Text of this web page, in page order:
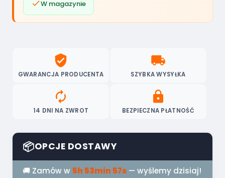
W magazynie
verified_user
GWARANCJA PRODUCENTA
local_shipping
SZYBKA WYSYŁKA
autorenew
14 DNI NA ZWROT
lock
BEZPIECZNA PŁATNOŚĆ
📦OPCJE DOSTAWY
🚚 Zamów w 5h 53min 56s — wyślemy dzisiaj!